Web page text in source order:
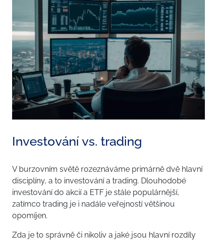
Investování vs. trading
V burzovním světě rozeznáváme primárně dvě hlavní
disciplíny, a to investování a trading. Dlouhodobé
investování do akcií a ETF je stále populárnější,
zatímco trading je i nadále veřejností většinou
opomíjen.
Zda je to správně či nikoliv a jaké jsou hlavní rozdíly